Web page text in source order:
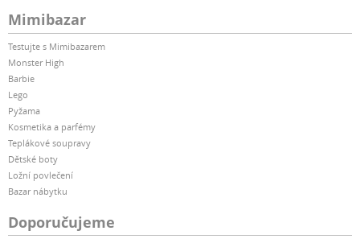
Mimibazar
Testujte s Mimibazarem
Monster High
Barbie
Lego
Pyžama
Kosmetika a parfémy
Teplákové soupravy
Dětské boty
Ložní povlečení
Bazar nábytku
Doporučujeme